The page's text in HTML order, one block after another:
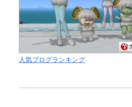
人気ブログランキング